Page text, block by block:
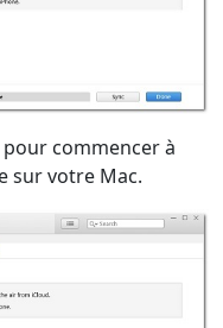
commencer à
sur votre Mac.